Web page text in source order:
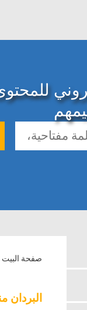
صفحة البيت
البردان